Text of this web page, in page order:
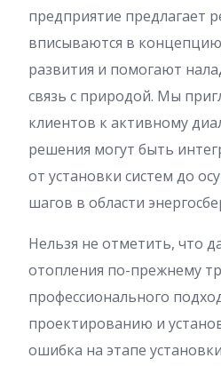
предприятие предлагает
вписываются в
развития и помогают
связь с природой. Мы
клиентов к активному
решения могут быть
от установки систем до
шагов в области
Нельзя не отметить, что
отопления по-прежнему
профессионального
проектированию и
ошибка на этапе